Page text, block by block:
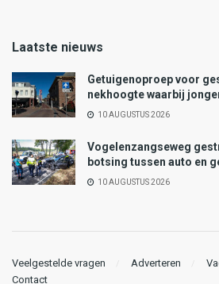
Laatste nieuws
Getuigenoproep voor
nekhoogte waarbij
10 AUGUSTUS 2026
Vogelenzangseweg
botsing tussen auto en
10 AUGUSTUS 2026
Veelgestelde vragen Adverteren
Contact